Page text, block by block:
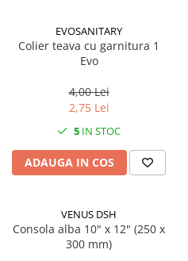
Unelte gradinarit
Balsam de rufe profesional
Detergenti de vase profesionali
Pentru masini de spalat si polish
Pentru spalare manuala
Detergenti lichizi profesionali
Pachet curățenie
Sapun de maini profesional
EVOSANITARY
Colier teava cu garnitura 1
Evo
4,00 Lei
2,75 Lei
5 IN STOC
ADAUGA IN COS
VENUS DSH
Consola alba 10" x 12" (250 x
300 mm)